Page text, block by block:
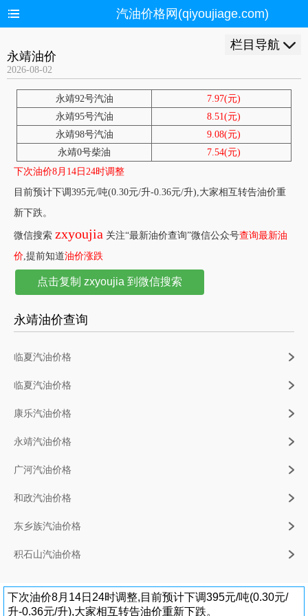
汽油价格网(qiyoujiage.com)
栏目导航
永靖油价
2026-08-02
永靖92号汽油
7.97(元)
永靖95号汽油
8.51(元)
永靖98号汽油
9.08(元)
永靖0号柴油
7.54(元)
下次油价8月14日24时调整
目前预计下调395元/吨(0.30元/升-0.36元/升),大家相互转告油价重
新下跌。
微信搜索 zxyoujia 关注“最新油价查询”微信公众号查询最新油
价,提前知道油价涨跌
点击复制 zxyoujia 到微信搜索
永靖油价查询
临夏汽油价格
临夏汽油价格
康乐汽油价格
永靖汽油价格
广河汽油价格
和政汽油价格
东乡族汽油价格
积石山汽油价格
下次油价8月14日24时调整,目前预计下调395元/吨(0.30元/
升-0.36元/升),大家相互转告油价重新下跌。